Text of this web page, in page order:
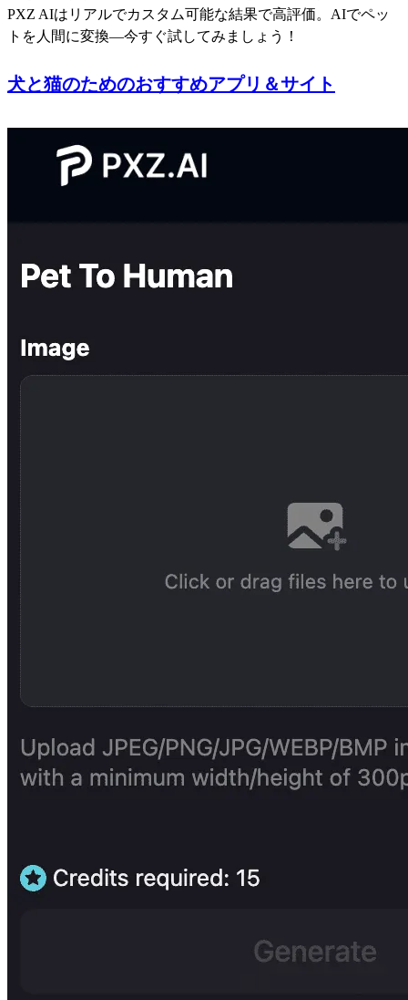
PXZ AIはリアルでカスタム可能な結果で高評価。AIでペッ
トを人間に変換—今すぐ試してみましょう！
犬と猫のためのおすすめアプリ＆サイト